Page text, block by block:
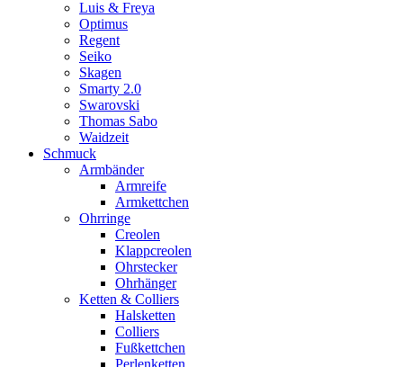
Luis & Freya
Optimus
Regent
Seiko
Skagen
Smarty 2.0
Swarovski
Thomas Sabo
Waidzeit
Schmuck
Armbänder
Armreife
Armkettchen
Ohrringe
Creolen
Klappcreolen
Ohrstecker
Ohrhänger
Ketten & Colliers
Halsketten
Colliers
Fußkettchen
Perlenketten